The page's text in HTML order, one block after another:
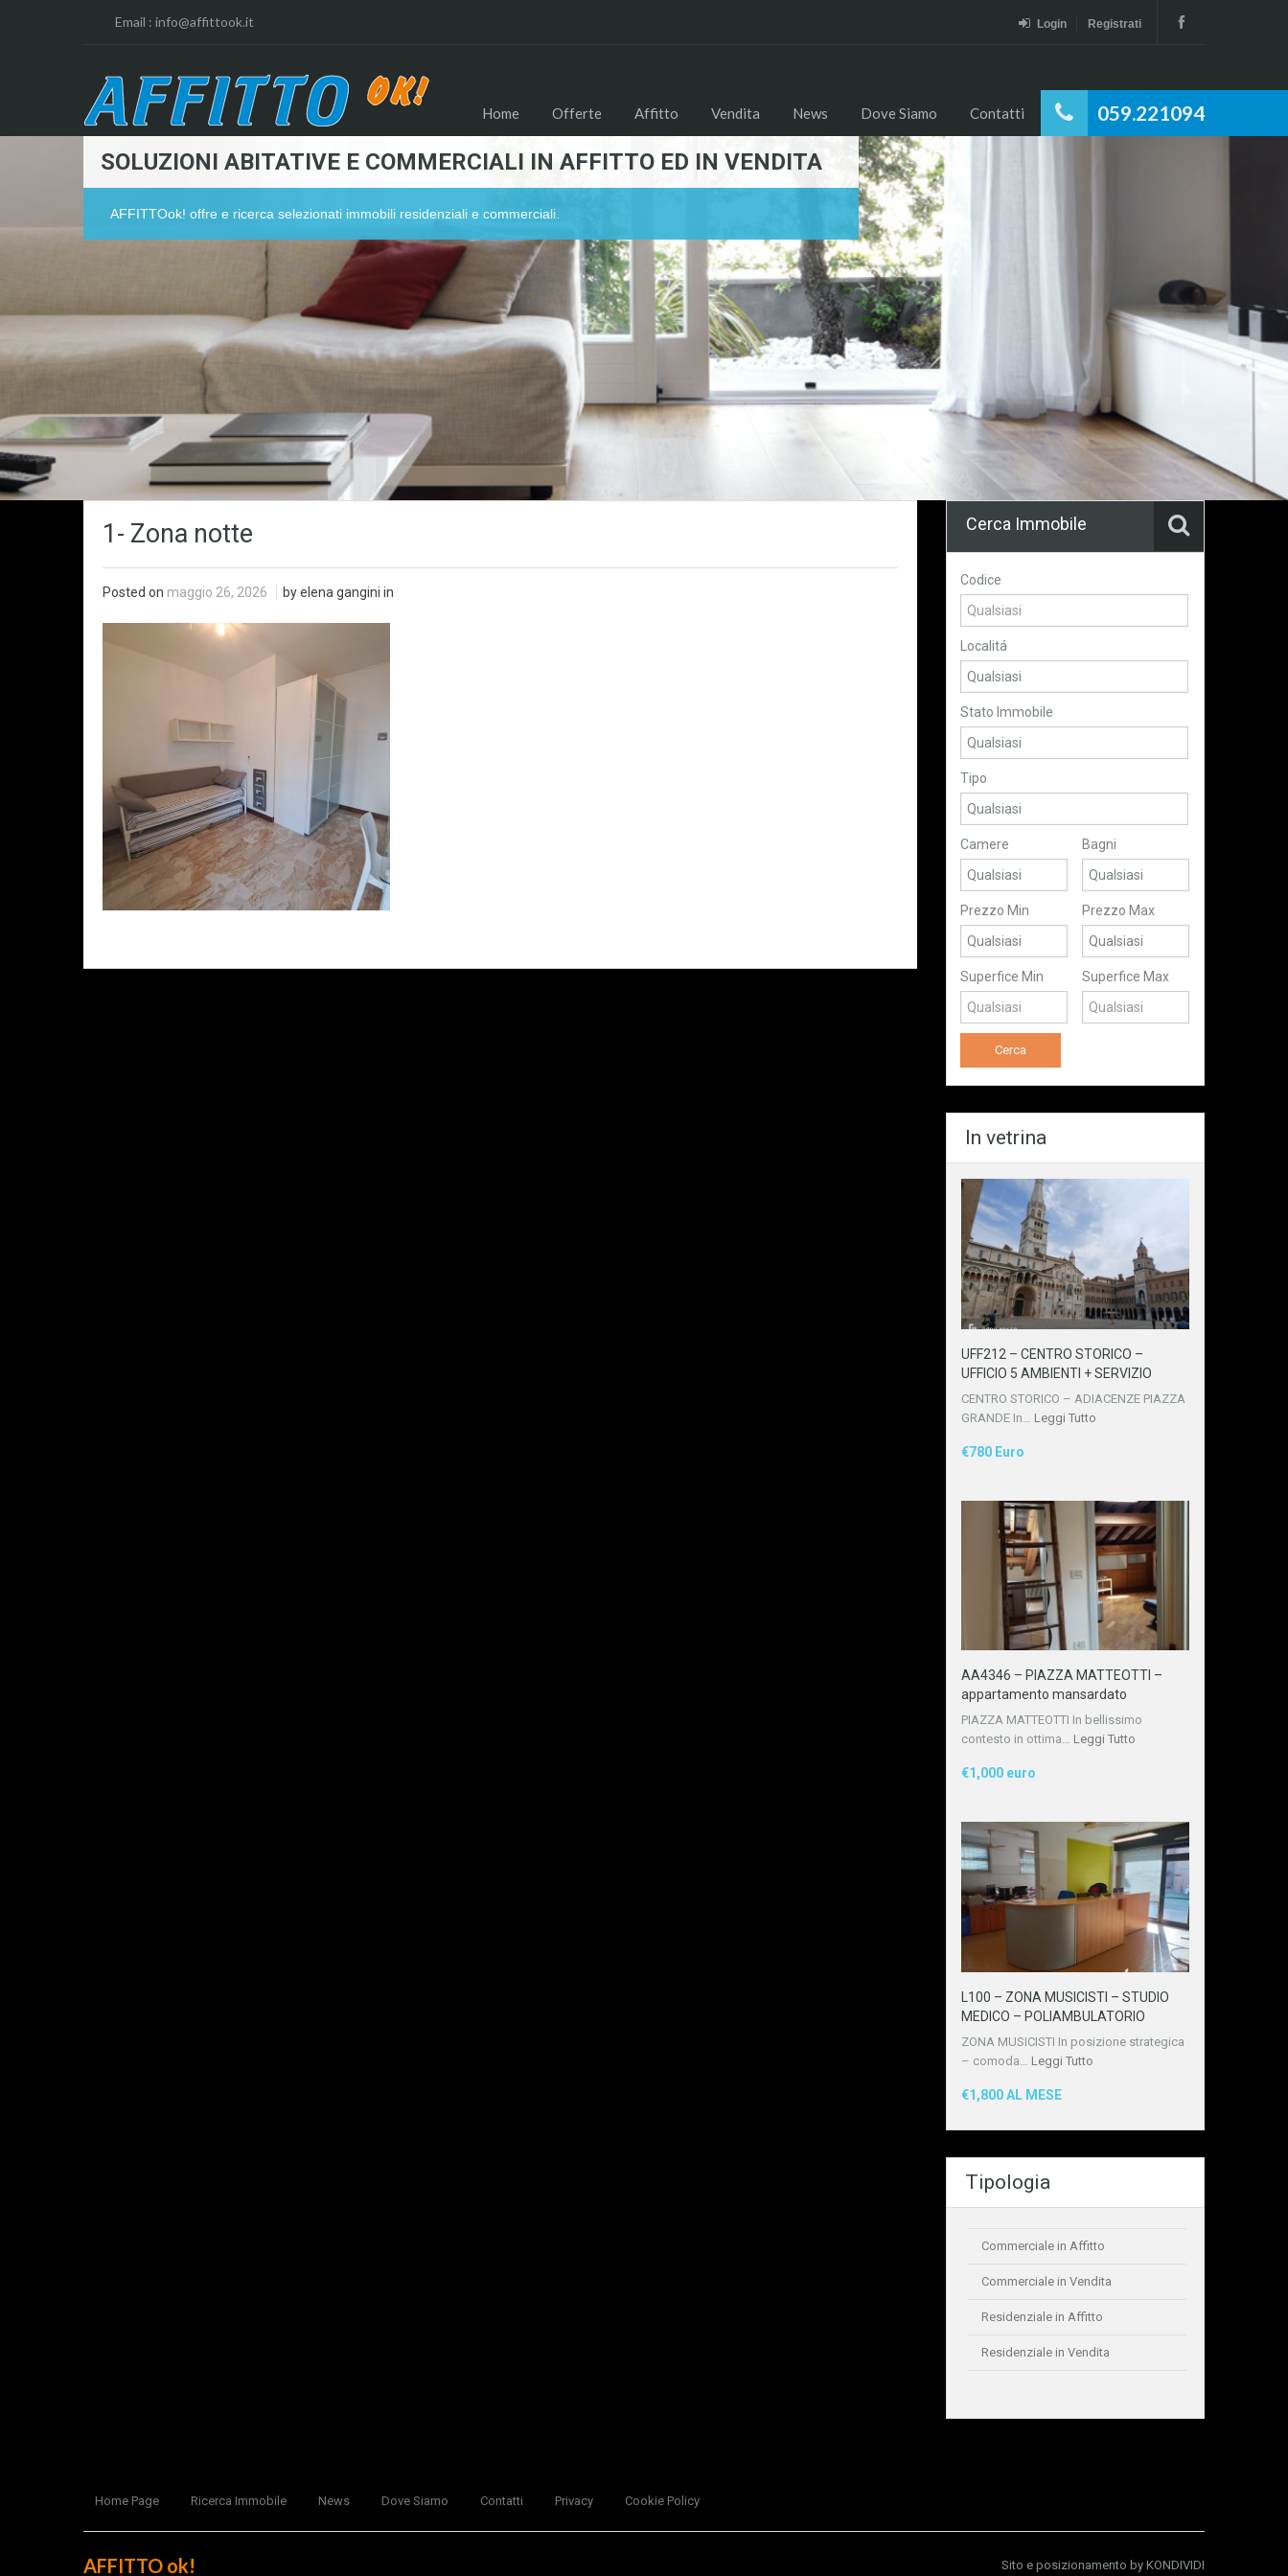
Email : info@affittook.it Login Registrati
059.221094
Home Offerte Affitto Vendita News Dove Siamo Contatti
SOLUZIONI ABITATIVE E COMMERCIALI IN AFFITTO ED IN VENDITA
AFFITTOok! offre e ricerca selezionati immobili residenziali e commerciali.
1- Zona notte
Posted on maggio 26, 2026 by elena gangini in
Cerca Immobile
Codice
Localitá
Stato Immobile
Tipo
Camere Bagni
Prezzo Min Prezzo Max
Superfice Min Superfice Max
In vetrina
UFF212 – CENTRO STORICO –
UFFICIO 5 AMBIENTI + SERVIZIO
CENTRO STORICO – ADIACENZE PIAZZA
GRANDE In… Leggi Tutto
€780 Euro
AA4346 – PIAZZA MATTEOTTI –
appartamento mansardato
PIAZZA MATTEOTTI In bellissimo
contesto in ottima… Leggi Tutto
€1,000 euro
L100 – ZONA MUSICISTI – STUDIO
MEDICO – POLIAMBULATORIO
ZONA MUSICISTI In posizione strategica
– comoda… Leggi Tutto
€1,800 AL MESE
Tipologia
Commerciale in Affitto
Commerciale in Vendita
Residenziale in Affitto
Residenziale in Vendita
Home Page Ricerca Immobile News Dove Siamo Contatti Privacy Cookie Policy
AFFITTO ok! Sito e posizionamento by KONDIVIDI